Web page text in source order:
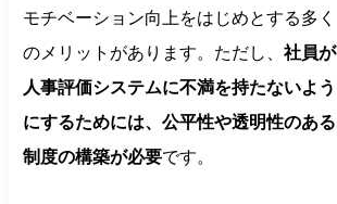
モチベーション向上をはじめとする多く
のメリットがあります。ただし、 社員が
人事評価システムに不満を持たないよう
にするためには、公平性や透明性のある
制度の構築が必要です。